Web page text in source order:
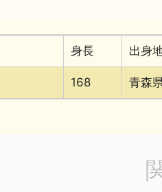
身長 出身
168 青森